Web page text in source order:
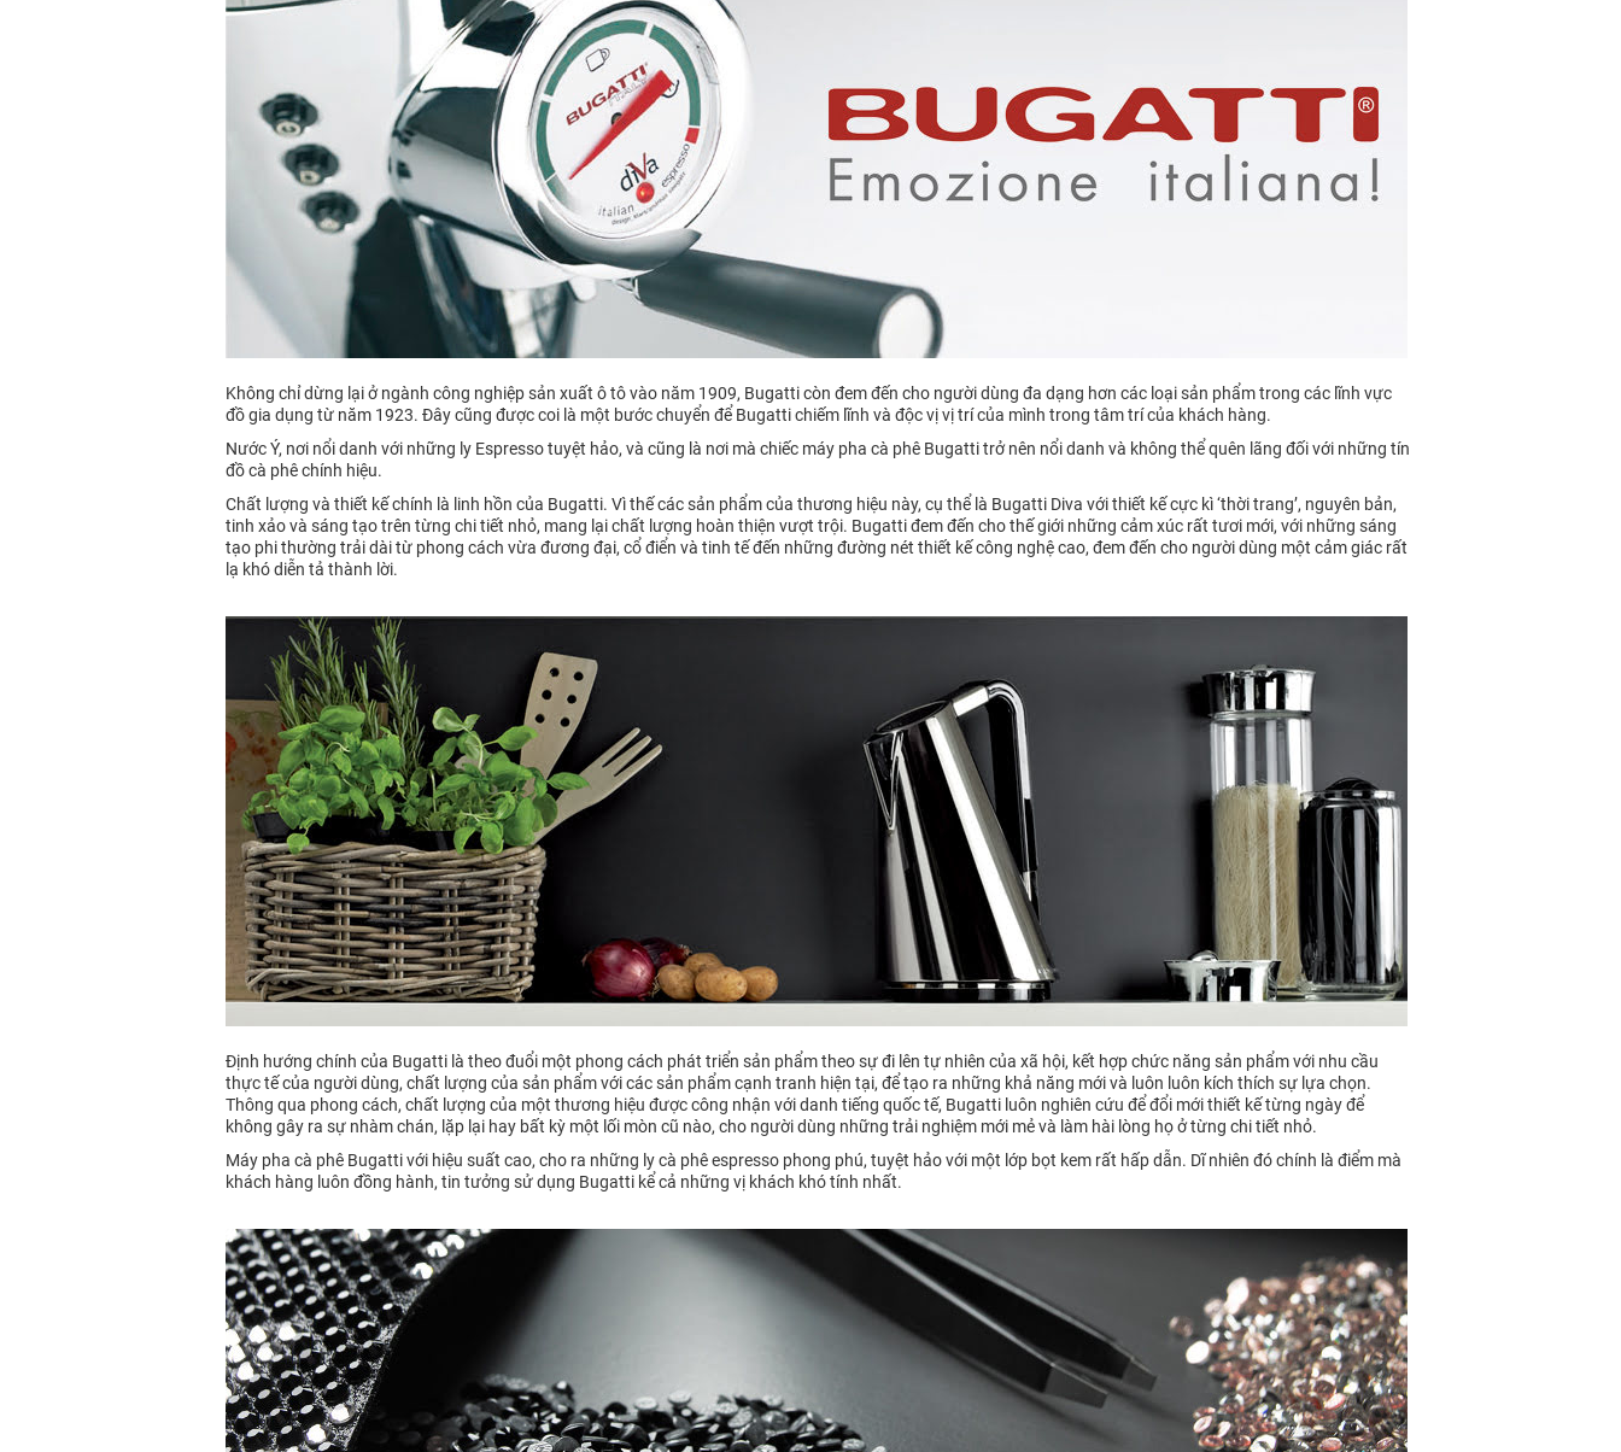
Không chỉ dừng lại ở ngành công nghiệp sản xuất ô tô vào năm 1909, Bugatti còn đem đến cho người dùng đa dạng hơn các loại sản phẩm trong các lĩnh vực
đồ gia dụng từ năm 1923. Đây cũng được coi là một bước chuyển để Bugatti chiếm lĩnh và độc vị vị trí của mình trong tâm trí của khách hàng.
Nước Ý, nơi nổi danh với những ly Espresso tuyệt hảo, và cũng là nơi mà chiếc máy pha cà phê Bugatti trở nên nổi danh và không thể quên lãng đối với những tín
đồ cà phê chính hiệu.
Chất lượng và thiết kế chính là linh hồn của Bugatti. Vì thế các sản phẩm của thương hiệu này, cụ thể là Bugatti Diva với thiết kế cực kì ‘thời trang’, nguyên bản,
tinh xảo và sáng tạo trên từng chi tiết nhỏ, mang lại chất lượng hoàn thiện vượt trội. Bugatti đem đến cho thế giới những cảm xúc rất tươi mới, với những sáng
tạo phi thường trải dài từ phong cách vừa đương đại, cổ điển và tinh tế đến những đường nét thiết kế công nghệ cao, đem đến cho người dùng một cảm giác rất
lạ khó diễn tả thành lời.
Định hướng chính của Bugatti là theo đuổi một phong cách phát triển sản phẩm theo sự đi lên tự nhiên của xã hội, kết hợp chức năng sản phẩm với nhu cầu
thực tế của người dùng, chất lượng của sản phẩm với các sản phẩm cạnh tranh hiện tại, để tạo ra những khả năng mới và luôn luôn kích thích sự lựa chọn.
Thông qua phong cách, chất lượng của một thương hiệu được công nhận với danh tiếng quốc tế, Bugatti luôn nghiên cứu để đổi mới thiết kế từng ngày để
không gây ra sự nhàm chán, lặp lại hay bất kỳ một lối mòn cũ nào, cho người dùng những trải nghiệm mới mẻ và làm hài lòng họ ở từng chi tiết nhỏ.
Máy pha cà phê Bugatti với hiệu suất cao, cho ra những ly cà phê espresso phong phú, tuyệt hảo với một lớp bọt kem rất hấp dẫn. Dĩ nhiên đó chính là điểm mà
khách hàng luôn đồng hành, tin tưởng sử dụng Bugatti kể cả những vị khách khó tính nhất.